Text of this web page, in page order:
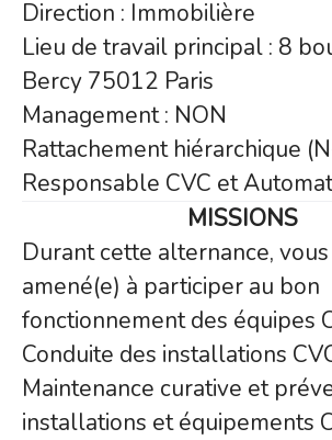
Direction : Immobilière
Lieu de travail principal : 8
Bercy 75012 Paris
Management : NON
Rattachement hiérarchique
Responsable CVC et
MISSIONS
Durant cette alternance,
amené(e) à participer au bon
fonctionnement des équipes
Conduite des installations
Maintenance curative et
installations et équipements